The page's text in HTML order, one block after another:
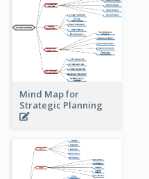
Mind Map for
Strategic Planning